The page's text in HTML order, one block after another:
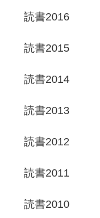
読書2016
読書2015
読書2014
読書2013
読書2012
読書2011
読書2010